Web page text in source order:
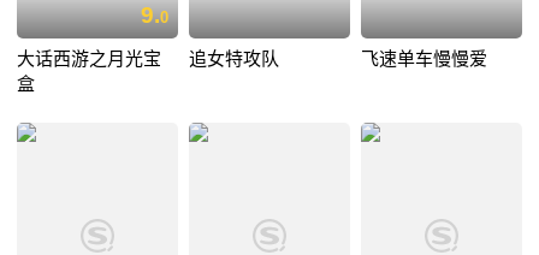
9.0
大话西游之月光宝
盒
追女特攻队 飞速单车慢慢爱